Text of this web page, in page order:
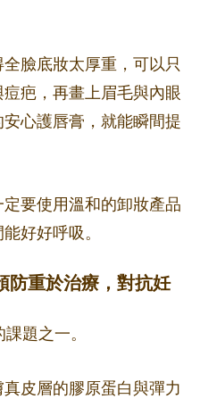
全臉底妝太厚重，可以只
疤，再畫上眉毛與內眼
心護唇膏，就能瞬間提
定要使用溫和的卸妝產品
好好呼吸。
防重於治療，對抗妊
題之一。
真皮層的膠原蛋白與彈力